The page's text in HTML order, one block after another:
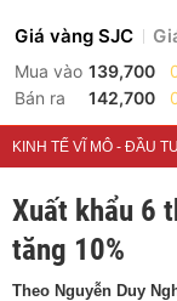
Giá vàng SJC
Mua vào 139,700
Bán ra
142,700
KINH TẾ VĨ MÔ - ĐẦU
Xuất khẩu 6
tăng 10%
Theo Nguyễn Duy